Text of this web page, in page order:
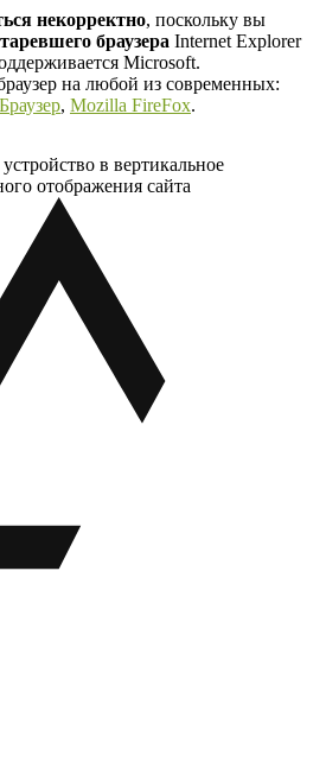
некорректно, поскольку вы
браузера Internet Explorer
Microsoft.
на любой из современных:
, Mozilla FireFox.
в вертикальное
отображения сайта